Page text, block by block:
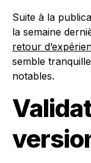
Suite à la
la semaine
retour
semble
notables.